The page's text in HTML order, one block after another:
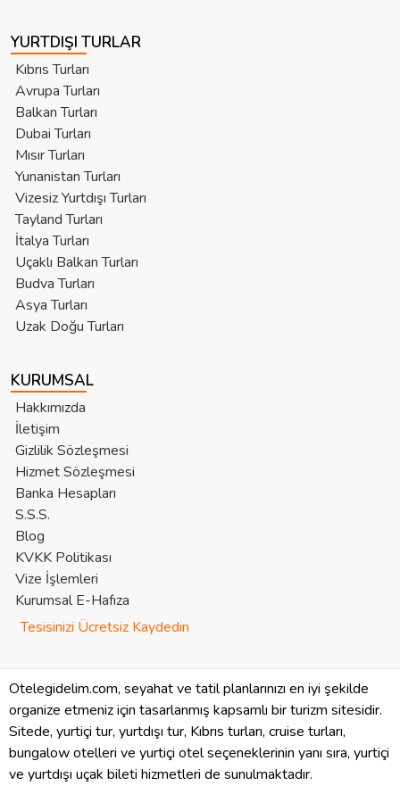
YURTDIŞI TURLAR
Kıbrıs Turları
Avrupa Turları
Balkan Turları
Dubai Turları
Mısır Turları
Yunanistan Turları
Vizesiz Yurtdışı Turları
Tayland Turları
İtalya Turları
Uçaklı Balkan Turları
Budva Turları
Asya Turları
Uzak Doğu Turları
KURUMSAL
Hakkımızda
İletişim
Gizlilik Sözleşmesi
Hizmet Sözleşmesi
Banka Hesapları
S.S.S.
Blog
KVKK Politikası
Vize İşlemleri
Kurumsal E-Hafıza
Tesisinizi Ücretsiz Kaydedin
Otelegidelim.com, seyahat ve tatil planlarınızı en iyi şekilde
organize etmeniz için tasarlanmış kapsamlı bir turizm sitesidir.
Sitede, yurtiçi tur, yurtdışı tur, Kıbrıs turları, cruise turları,
bungalow otelleri ve yurtiçi otel seçeneklerinin yanı sıra, yurtiçi
ve yurtdışı uçak bileti hizmetleri de sunulmaktadır.